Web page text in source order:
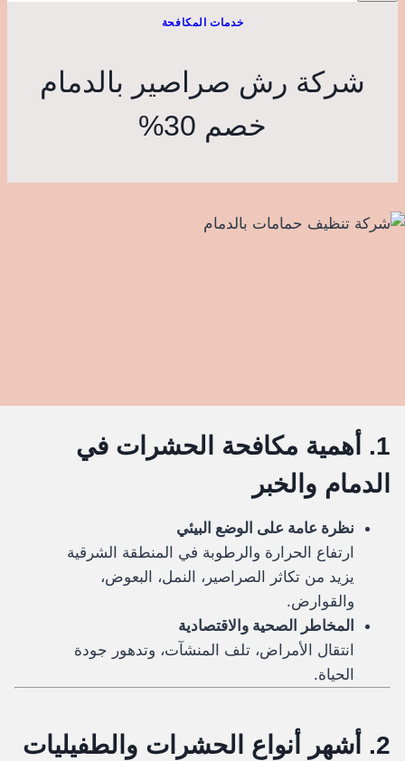
خدمات المكافحة
شركة رش صراصير بالدمام
خصم 30%
1. أهمية مكافحة الحشرات في
الدمام والخبر
نظرة عامة على الوضع البيئي
ارتفاع الحرارة والرطوبة في المنطقة الشرقية
يزيد من تكاثر الصراصير، النمل، البعوض،
والقوارض.
المخاطر الصحية والاقتصادية
انتقال الأمراض، تلف المنشآت، وتدهور جودة
الحياة.
2. أشهر أنواع الحشرات والطفيليات